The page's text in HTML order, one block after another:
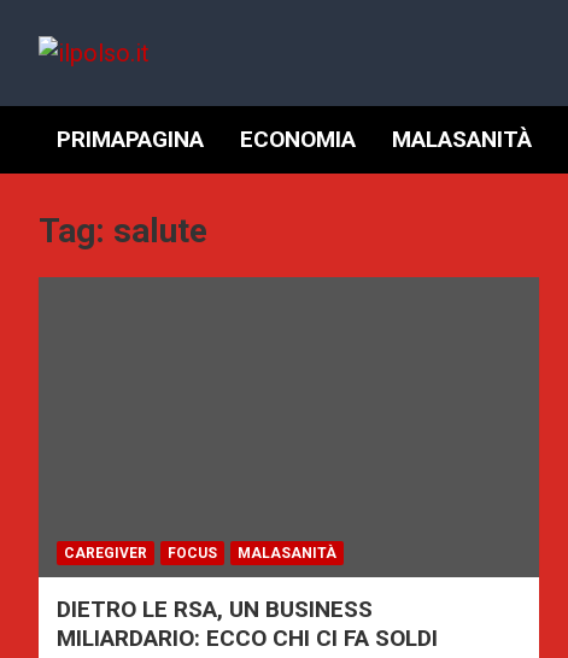
content
ilpolso.it
PRIMAPAGINA ECONOMIA MALASANITÀ
Tag: salute
CAREGIVER FOCUS MALASANITÀ
DIETRO LE RSA, UN BUSINESS
MILIARDARIO: ECCO CHI CI FA SOLDI